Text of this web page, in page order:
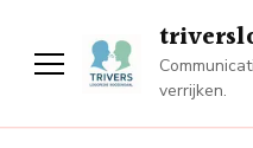
verrijken.